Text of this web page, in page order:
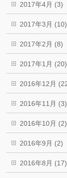
2017年4月 (3)
2017年3月 (10)
2017年2月 (8)
2017年1月 (20)
2016年12月
2016年11月 (3)
2016年10月 (2)
2016年9月 (2)
2016年8月 (17)